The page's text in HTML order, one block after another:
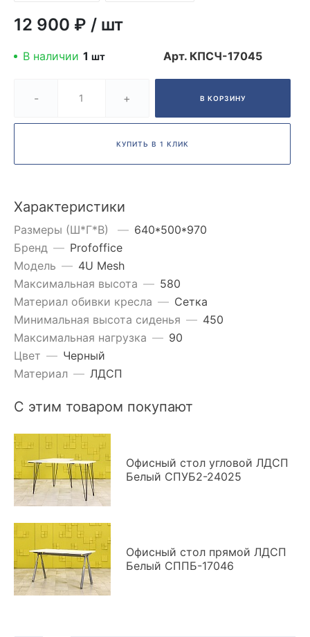
12 900 ₽ / шт
В наличии 1 шт Арт. КПСЧ-17045
- + В КОРЗИНУ
КУПИТЬ В 1 КЛИК
Характеристики
Размеры (Ш*Г*В) — 640*500*970
Бренд — Profoffice
Модель — 4U Mesh
Максимальная высота — 580
Материал обивки кресла — Сетка
Минимальная высота сиденья — 450
Максимальная нагрузка — 90
Цвет — Черный
Материал — ЛДСП
С этим товаром покупают
Офисный стол угловой ЛДСП
Белый СПУБ2-24025
Офисный стол прямой ЛДСП
Белый СППБ-17046